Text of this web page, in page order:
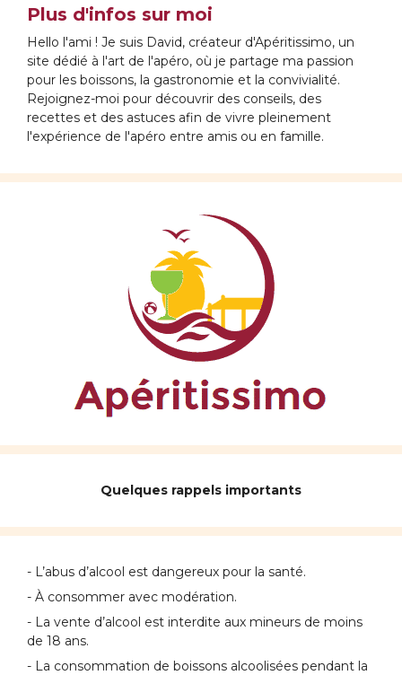
Plus d'infos sur moi
Hello l'ami ! Je suis David, créateur d'Apéritissimo, un
site dédié à l'art de l'apéro, où je partage ma passion
pour les boissons, la gastronomie et la convivialité.
Rejoignez-moi pour découvrir des conseils, des
recettes et des astuces afin de vivre pleinement
l'expérience de l'apéro entre amis ou en famille.
Quelques rappels importants
- L’abus d’alcool est dangereux pour la santé.
- À consommer avec modération.
- La vente d’alcool est interdite aux mineurs de moins
de 18 ans.
- La consommation de boissons alcoolisées pendant la